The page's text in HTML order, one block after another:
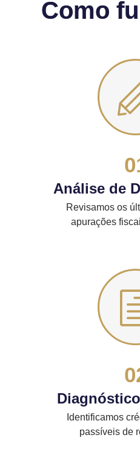
Como
Análise de
Revisamos os
apurações
Identificamos
passíveis de